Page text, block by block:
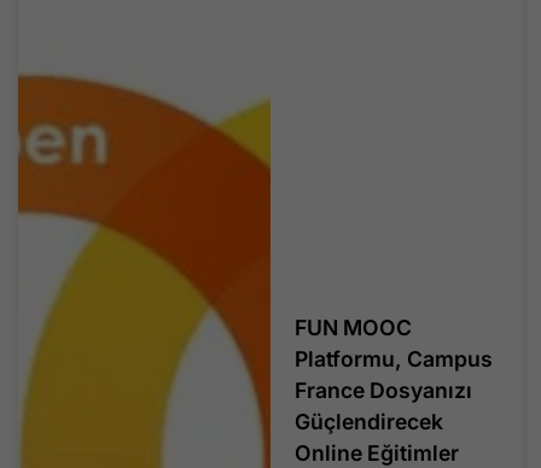
FUN MOOC
Platformu, Campus
France Dosyanızı
Güçlendirecek
Online Eğitimler